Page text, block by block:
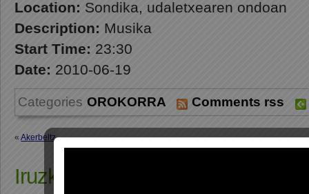
Location: Sondika, udaletxearen ondoan
Description: Musika
Start Time: 23:30
Date: 2010-06-19
Categories OROKORRA Comments rss
«Akerbeltz
Iruzkin bat “Jo ta Hanka”